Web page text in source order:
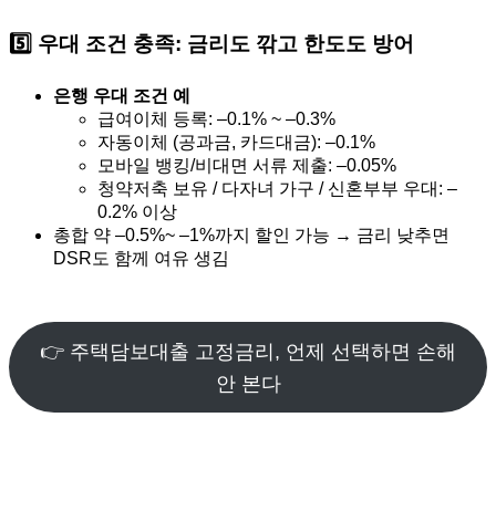
5️⃣ 우대 조건 충족: 금리도 깎고 한도도 방어
은행 우대 조건 예
급여이체 등록: –0.1% ~ –0.3%
자동이체 (공과금, 카드대금): –0.1%
모바일 뱅킹/비대면 서류 제출: –0.05%
청약저축 보유 / 다자녀 가구 / 신혼부부 우대: –
0.2% 이상
총합 약 –0.5%~ –1%까지 할인 가능 → 금리 낮추면
DSR도 함께 여유 생김
👉 주택담보대출 고정금리, 언제 선택하면 손해
안 본다